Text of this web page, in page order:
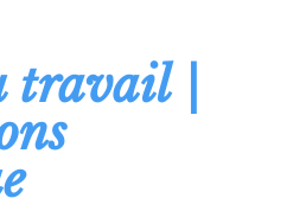
travail |